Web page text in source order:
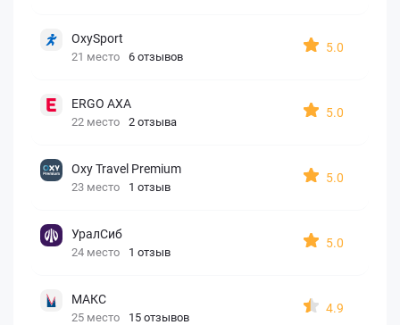
OxySport
21 место 6 отзывов
5.0
ERGO AXA
22 место 2 отзыва
5.0
Oxy Travel Premium
23 место 1 отзыв
5.0
УралСиб
24 место 1 отзыв
5.0
МАКС
25 место 15 отзывов
4.9